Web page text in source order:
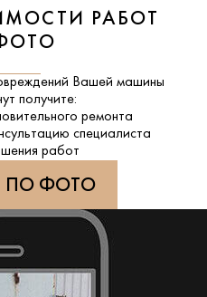
РАБОТ
Вашей машины
получите:
ремонта
специалиста
работ
ПО ФОТО